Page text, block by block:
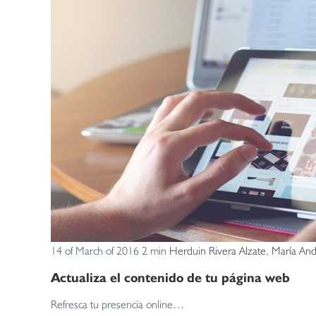
14 of March of 2016 2 min Herduin Rivera Alzate, María
Actualiza el contenido de tu página web
Refresca tu presencia online…